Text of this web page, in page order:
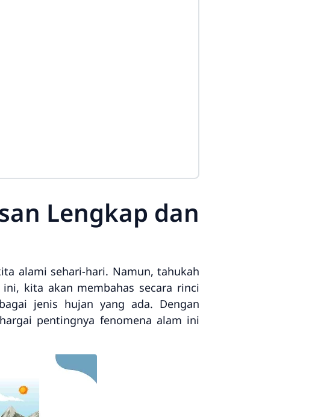
Lengkap dan
alami sehari-hari. Namun, tahukah
kita akan membahas secara rinci
jenis hujan yang ada. Dengan
pentingnya fenomena alam ini